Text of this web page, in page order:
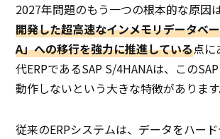
2027年問題のもう一つの根本的な原因
開発した超高速なインメモリデータベ
A」への移行を強力に推進している点に
代ERPであるSAP S/4HANAは、この
動作しないという大きな特徴があります
従来のERPシステムは、データをハー